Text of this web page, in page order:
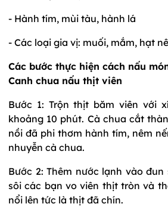
- Hành tím, mùi tàu, hành lá
- Các loại gia vị: muối, mắm, hạt
Các bước thực hiện cách nấu
Canh chua nấu thịt viên
Bước 1: Trộn thịt băm viên với
khoảng 10 phút. Cà chua cắt
nồi đã phi thơm hành tím, nêm
nhuyễn cà chua.
Bước 2: Thêm nước lạnh vào
sôi các bạn vo viên thịt tròn và
nổi lên tức là thịt đã chín.